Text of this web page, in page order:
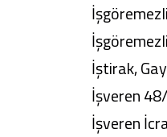
İştirak,
İşveren
İşveren